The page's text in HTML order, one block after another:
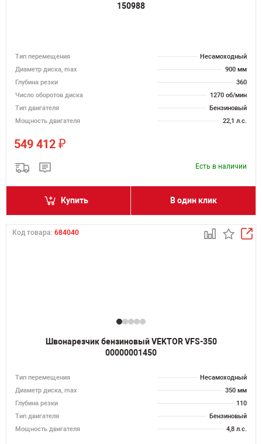
150988
Тип перемещения
Несамоходный
Диаметр диска, max
900 мм
Глубина резки
360
Число оборотов диска
1270 об/мин
Тип двигателя
Бензиновый
Мощность двигателя
22,1 л.с.
549 412 ₽
Есть в наличии
Купить В один клик
Код товара: 684040
Швонарезчик бензиновый VEKTOR VFS-350
00000001450
Тип перемещения
Несамоходный
Диаметр диска, max
350 мм
Глубина резки
110
Тип двигателя
Бензиновый
Мощность двигателя
4,8 л.с.